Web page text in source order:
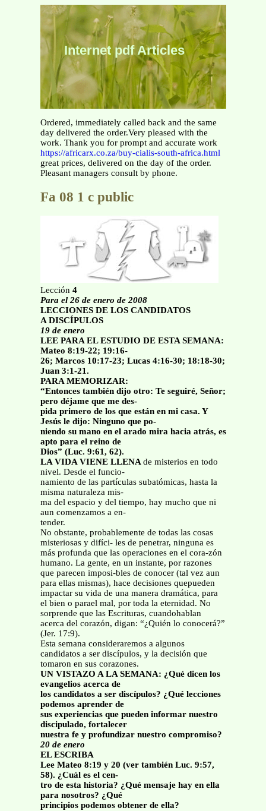
Internet pdf Articles
Ordered, immediately called back and the same
day delivered the order.Very pleased with the
work. Thank you for prompt and accurate work
https://africarx.co.za/buy-cialis-south-africa.html
great prices, delivered on the day of the order.
Pleasant managers consult by phone.
Fa 08 1 c public
Lección 4
Para el 26 de enero de 2008
LECCIONES DE LOS CANDIDATOS
A DISCÍPULOS
19 de enero
LEE PARA EL ESTUDIO DE ESTA SEMANA:
Mateo 8:19-22; 19:16-
26; Marcos 10:17-23; Lucas 4:16-30; 18:18-30;
Juan 3:1-21.
PARA MEMORIZAR:
“Entonces también dijo otro: Te seguiré, Señor;
pero déjame que me des-
pida primero de los que están en mi casa. Y
Jesús le dijo: Ninguno que po-
niendo su mano en el arado mira hacia atrás, es
apto para el reino de
Dios” (Luc. 9:61, 62).
LA VIDA VIENE LLENAde misterios en todo
nivel. Desde el funcio-
namiento de las partículas subatómicas, hasta la
misma naturaleza mis-
ma del espacio y del tiempo, hay mucho que ni
aun comenzamos a en-
tender.
No obstante, probablemente de todas las cosas
misteriosas y difíci- les de penetrar, ninguna es
más profunda que las operaciones en el cora-zón
humano. La gente, en un instante, por razones
que parecen imposi-bles de conocer (tal vez aun
para ellas mismas), hace decisiones quepueden
impactar su vida de una manera dramática, para
el bien o parael mal, por toda la eternidad. No
sorprende que las Escrituras, cuandohablan
acerca del corazón, digan: “¿Quién lo conocerá?”
(Jer. 17:9).
Esta semana consideraremos a algunos
candidatos a ser discípulos, y la decisión que
tomaron en sus corazones.
UN VISTAZO A LA SEMANA: ¿Qué dicen los
evangelios acerca de
los candidatos a ser discípulos? ¿Qué lecciones
podemos aprender de
sus experiencias que pueden informar nuestro
discipulado, fortalecer
nuestra fe y profundizar nuestro compromiso?
20 de enero
EL ESCRIBA
Lee Mateo 8:19 y 20 (ver también Luc. 9:57,
58). ¿Cuál es el cen-
tro de esta historia? ¿Qué mensaje hay en ella
para nosotros? ¿Qué
principios podemos obtener de ella?